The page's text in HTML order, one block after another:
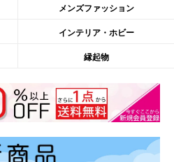
メンズファッション
インテリア・ホビー
縁起物